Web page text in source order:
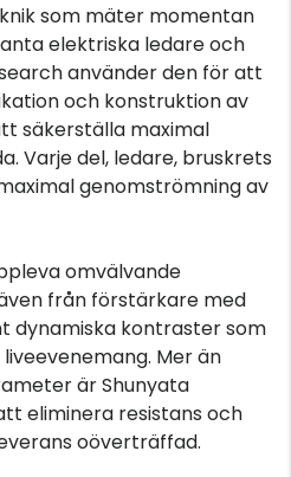
som mäter momentan
elektriska ledare och
använder den för att
och konstruktion av
säkerställa maximal
Varje del, ledare, bruskrets
genomströmning av
omvälvande
från förstärkare med
dynamiska kontraster som
Mer än
är Shunyata
eliminera resistans och
oöverträffad.